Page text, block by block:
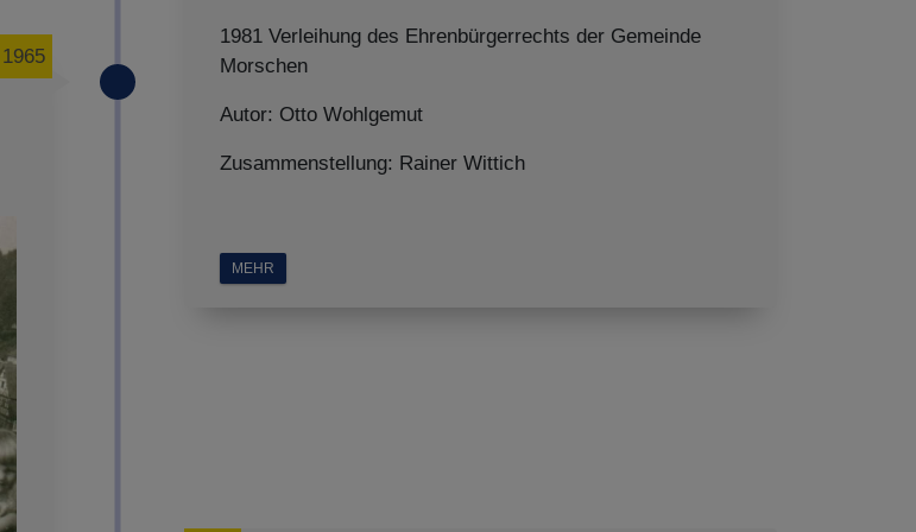
1981 Verleihung des Ehrenbürgerrechts der Gemeinde
Morschen
Autor: Otto Wohlgemut
Zusammenstellung: Rainer Wittich
MEHR
1965